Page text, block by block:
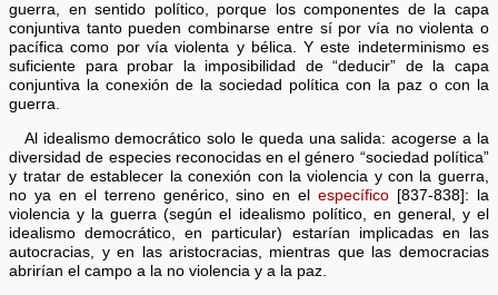
guerra, en sentido político, porque los componentes de la capa
conjuntiva tanto pueden combinarse entre sí por vía no violenta o
pacífica como por vía violenta y bélica. Y este indeterminismo es
suficiente para probar la imposibilidad de “deducir” de la capa
conjuntiva la conexión de la sociedad política con la paz o con la
guerra.
Al idealismo democrático solo le queda una salida: acogerse a la
diversidad de especies reconocidas en el género “sociedad política”
y tratar de establecer la conexión con la violencia y con la guerra,
no ya en el terreno genérico, sino en elespecífico [837-838]: la
violencia y la guerra (según el idealismo político, en general, y el
idealismo democrático, en particular) estarían implicadas en las
autocracias, y en las aristocracias, mientras que las democracias
abrirían el campo a la no violencia y a la paz.